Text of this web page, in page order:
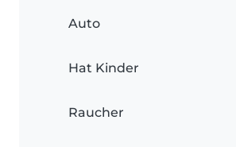
Auto
Hat Kinder
Raucher